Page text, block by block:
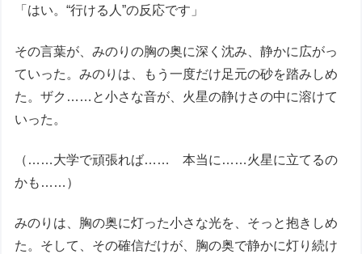
「はい。“行ける人”の反応です」
その言葉が、みのりの胸の奥に深く沈み、静かに広がっ
ていった。みのりは、もう一度だけ足元の砂を踏みしめ
た。ザク……と小さな音が、火星の静けさの中に溶けて
いった。
（……大学で頑張れば…… 本当に……火星に立てるの
かも……）
みのりは、胸の奥に灯った小さな光を、そっと抱きしめ
た。そして、その確信だけが、胸の奥で静かに灯り続け